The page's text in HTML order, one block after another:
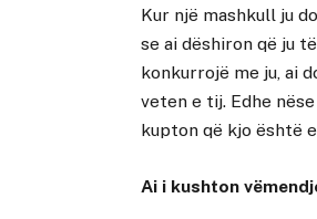
Kur një mashkull ju
se ai dëshiron që ju
konkurrojë me ju, ai
veten e tij. Edhe
kupton që kjo është
Ai i kushton